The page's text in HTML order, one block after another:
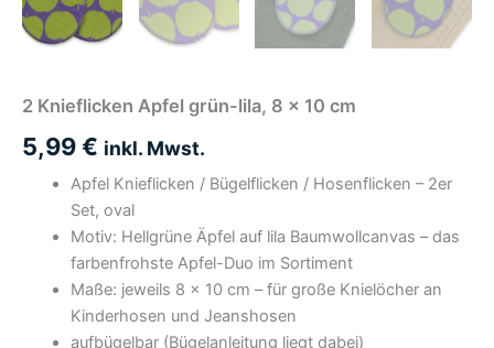
2 Knieflicken Apfel grün-lila, 8 x 10 cm
5,99€ inkl. Mwst.
Apfel Knieflicken / Bügelflicken / Hosenflicken – 2er
Set, oval
Motiv: Hellgrüne Äpfel auf lila Baumwollcanvas – das
farbenfrohste Apfel-Duo im Sortiment
Maße: jeweils 8 × 10 cm – für große Knielöcher an
Kinderhosen und Jeanshosen
aufbügelbar (Bügelanleitung liegt dabei)